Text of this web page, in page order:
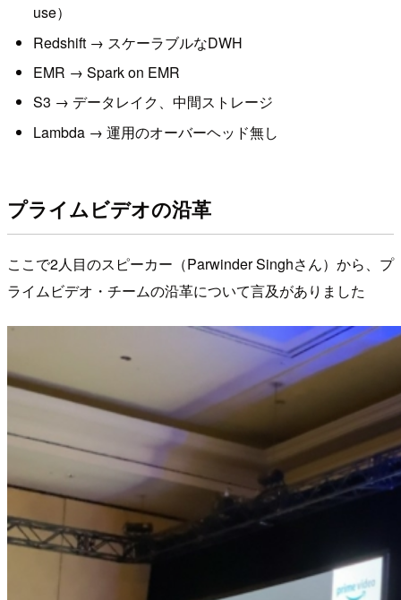
use）
Redshift → スケーラブルなDWH
EMR → Spark on EMR
S3 → データレイク、中間ストレージ
Lambda → 運用のオーバーヘッド無し
プライムビデオの沿革
ここで2人目のスピーカー（Parwinder Singhさん）から、プ
ライムビデオ・チームの沿革について言及がありました